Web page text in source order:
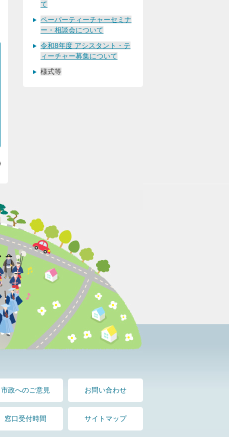
て
ペーパーティーチャーセミナ
ー・相談会について
令和8年度 アシスタント・テ
ィーチャー募集について
様式等
市政へのご意見 お問い合わせ
窓口受付時間 サイトマップ